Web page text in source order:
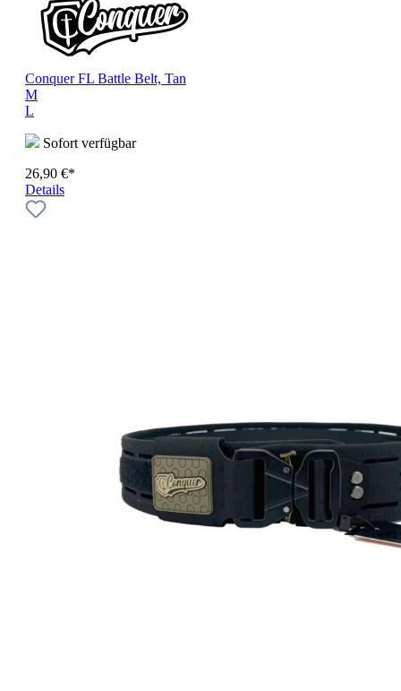
Conquer FL Battle Belt, Tan
M
L
Sofort verfügbar
26,90 €*
Details